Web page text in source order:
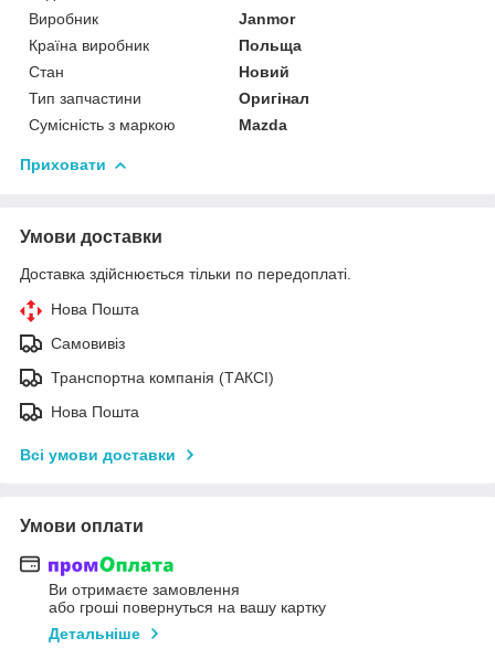
Виробник
Janmor
Країна виробник
Польща
Стан
Новий
Тип запчастини
Оригінал
Сумісність з маркою
Mazda
Приховати
Умови доставки
Доставка здійснюється тільки по передоплаті.
Нова Пошта
Самовивіз
Транспортна компанія (ТАКСІ)
Нова Пошта
Всі умови доставки
Умови оплати
Ви отримаєте замовлення
або гроші повернуться на вашу картку
Детальніше